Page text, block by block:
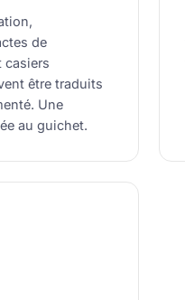
de
casiers
être traduits
Une
au guichet.